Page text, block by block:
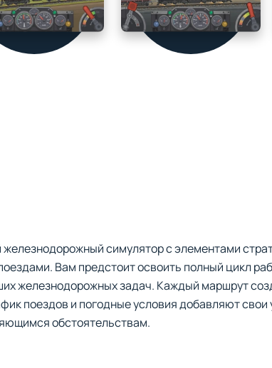
симулятор с элементами
Вам предстоит освоить полный цикл
железнодорожных задач. Каждый маршрут
поездов и погодные условия добавляют
обстоятельствам.